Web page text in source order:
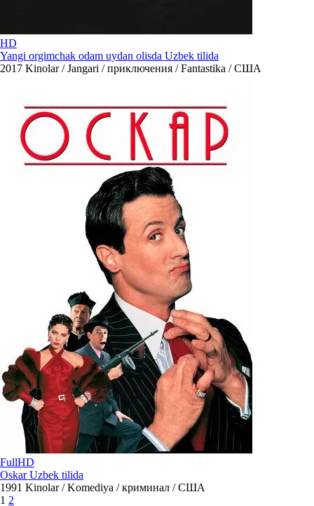
HD
Yangi orgimchak odam uydan olisda Uzbek tilida
2017 Kinolar / Jangari / приключения / Fantastika / США
FullHD
Oskar Uzbek tilida
1991 Kinolar / Komediya / криминал / США
1 2